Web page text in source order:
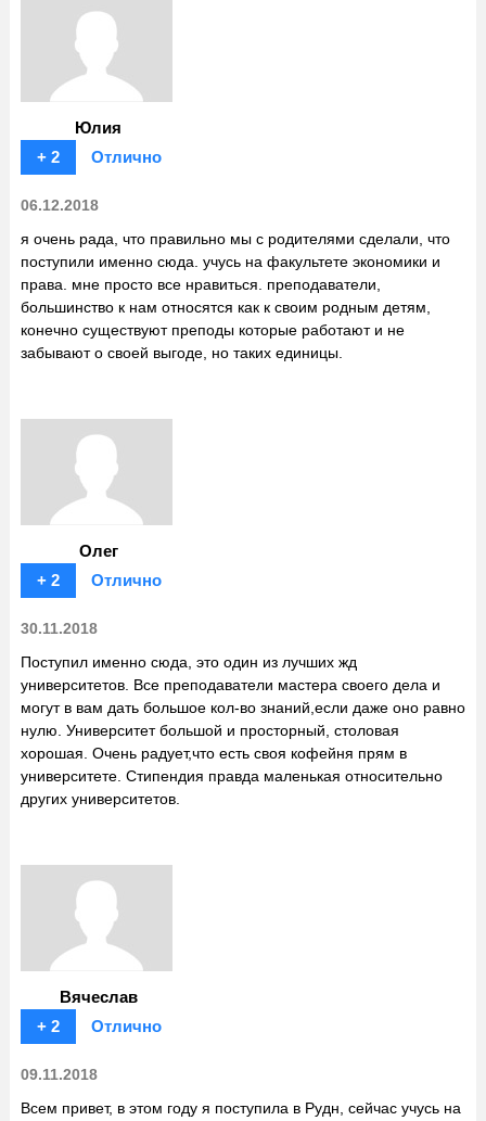
Юлия
+ 2
Отлично
06.12.2018
я очень рада, что правильно мы с родителями сделали, что
поступили именно сюда. учусь на факультете экономики и
права. мне просто все нравиться. преподаватели,
большинство к нам относятся как к своим родным детям,
конечно существуют преподы которые работают и не
забывают о своей выгоде, но таких единицы.
Олег
+ 2
Отлично
30.11.2018
Поступил именно сюда, это один из лучших жд
университетов. Все преподаватели мастера своего дела и
могут в вам дать большое кол-во знаний,если даже оно равно
нулю. Университет большой и просторный, столовая
хорошая. Очень радует,что есть своя кофейня прям в
университете. Стипендия правда маленькая относительно
других университетов.
Вячеслав
+ 2
Отлично
09.11.2018
Всем привет, в этом году я поступила в Рудн, сейчас учусь на